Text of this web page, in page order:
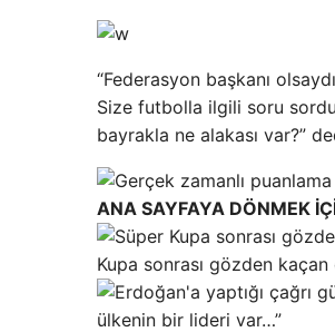
“Federasyon başkanı
Size futbolla ilgili soru
bayrakla ne alakası var?”
ANA SAYFAYA DÖNMEK
Kupa sonrası gözden
ülkenin bir lideri var…”